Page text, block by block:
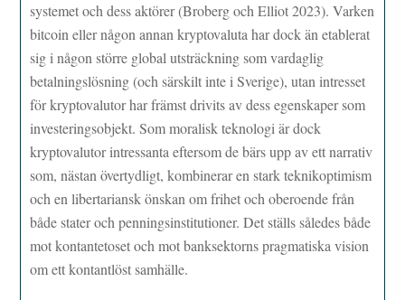
systemet och dess aktörer (Broberg och Elliot 2023). Varken
bitcoin eller någon annan kryptovaluta har dock än etablerat
sig i någon större global utsträckning som vardaglig
betalningslösning (och särskilt inte i Sverige), utan intresset
för kryptovalutor har främst drivits av dess egenskaper som
investeringsobjekt. Som moralisk teknologi är dock
kryptovalutor intressanta eftersom de bärs upp av ett narrativ
som, nästan övertydligt, kombinerar en stark teknikoptimism
och en libertariansk önskan om frihet och oberoende från
både stater och penningsinstitutioner. Det ställs således både
mot kontantetoset och mot banksektorns pragmatiska vision
om ett kontantlöst samhälle.